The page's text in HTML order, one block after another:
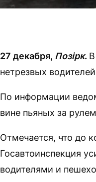
27 декабря, Позірк.
нетрезвых
По информации
вине пьяных за
Отмечается, что до
Госавтоинспекция
водителями и